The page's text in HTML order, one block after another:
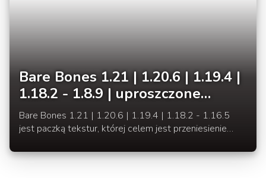
Bare Bones 1.21 | 1.20.6 | 1.19.4 |
1.18.2 - 1.8.9 | uproszczone
tekstury w żywych kolorach
Bare Bones 1.21 | 1.20.6 | 1.19.4 | 1.18.2 - 1.16.5
jest paczką tekstur, której celem jest przeniesienie
żywego klimatu, aby twoje światy wyglądały kolorowo.